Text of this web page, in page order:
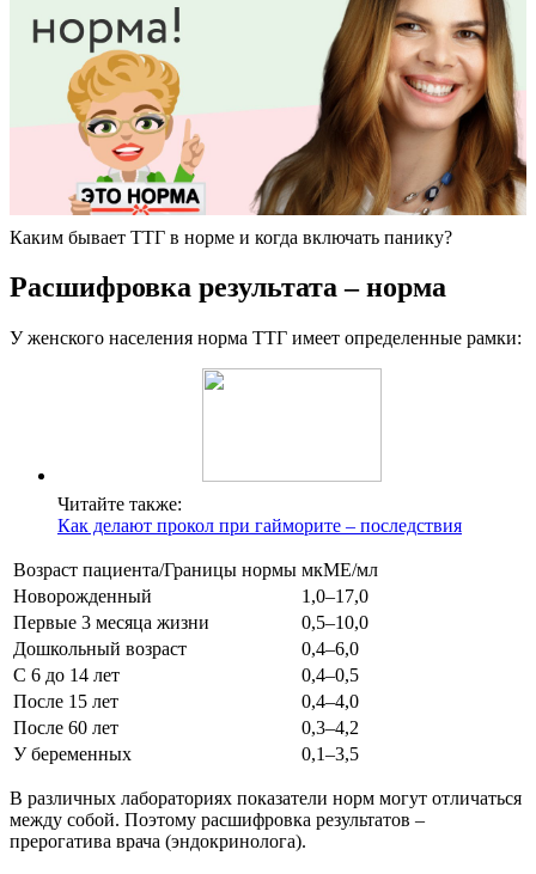
Каким бывает ТТГ в норме и когда включать панику?
Расшифровка результата – норма
У женского населения норма ТТГ имеет определенные рамки:
Читайте также:
Как делают прокол при гайморите – последствия
Возраст пациента/Границы нормы мкМЕ/мл
Новорожденный
1,0–17,0
Первые 3 месяца жизни
0,5–10,0
Дошкольный возраст
0,4–6,0
С 6 до 14 лет
0,4–0,5
После 15 лет
0,4–4,0
После 60 лет
0,3–4,2
У беременных
0,1–3,5
В различных лабораториях показатели норм могут отличаться
между собой. Поэтому расшифровка результатов –
прерогатива врача (эндокринолога).